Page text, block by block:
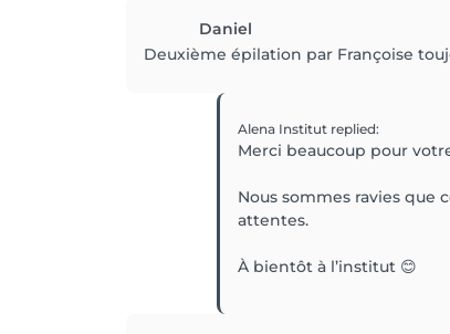
Daniel
Deuxième épilation par Françoise
Alena Institut replied:
Merci beaucoup pour
Nous sommes ravies que
attentes.